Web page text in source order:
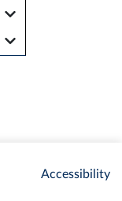
Accessibility